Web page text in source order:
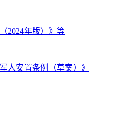
2024年版）》等
人安置条例（草案）》